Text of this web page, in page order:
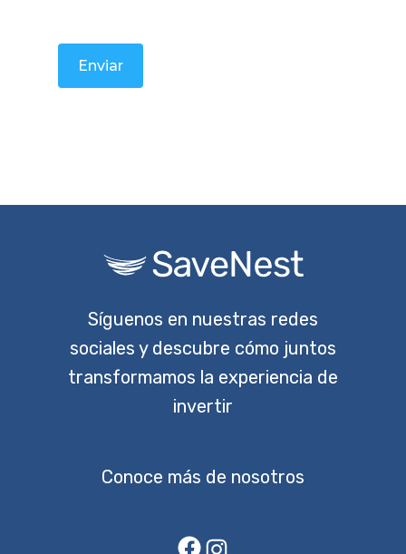
Síguenos en nuestras redes
sociales y descubre cómo juntos
transformamos la experiencia de
invertir
Conoce más de nosotros
Facebook